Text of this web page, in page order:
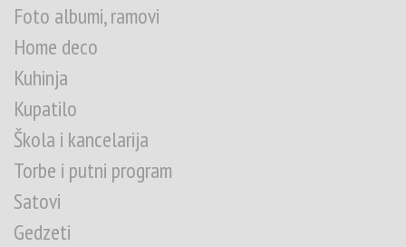
Foto albumi, ramovi
Home deco
Kuhinja
Kupatilo
Škola i kancelarija
Torbe i putni program
Satovi
Gedzeti